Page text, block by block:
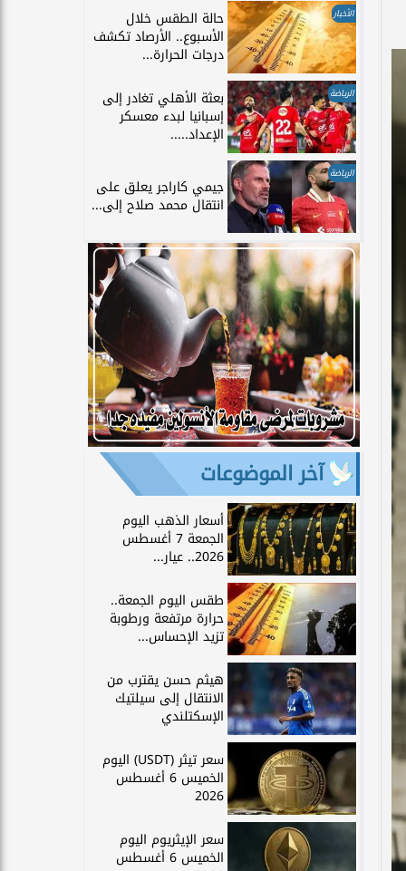
الأخبار حالة الطقس خلال
الأسبوع.. الأرصاد تكشف
درجات الحرارة...
الرياضة بعثة الأهلي تغادر إلى
إسبانيا لبدء معسكر
الإعداد.....
الرياضة
جيمي كاراجر يعلق على
انتقال محمد صلاح إلى...
آخر الموضوعات
أسعار الذهب اليوم
الجمعة 7 أغسطس
2026.. عيار...
طقس اليوم الجمعة..
حرارة مرتفعة ورطوبة
تزيد الإحساس...
هيثم حسن يقترب من
الانتقال إلى سيلتيك
الإسكتلندي
سعر تيثر (USDT) اليوم
الخميس 6 أغسطس
2026
سعر الإيثريوم اليوم
الخميس 6 أغسطس